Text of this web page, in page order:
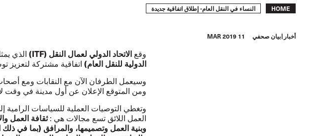
Breadcrumb
HOME النساء في النقل العام- إطلاق اتفاقية جديدة
أخبار بيان صحفي 11 MAR 2019
وقع الاتحاد الدولي لعمال النقل (ITF
) الذي يمثل 18 مليون
الدولية للنقل العام) اتفاقية مشتركة لتعزيز
وسيعمل الطرفان الآن مع النقابات ومع
ومن المتوقع الإعلان عن أول مدينة في وقت
وتغطي التوصيات العملية للسياسات الرامية
العمل اللائق تسع مجالات هي :ثقافة العمل
وبنية العمل وتصميمها، والمرافق (بما في